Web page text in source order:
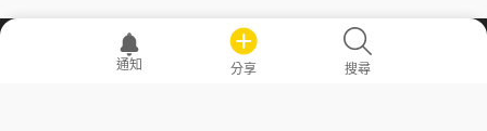
職場透明化運動
通知 分享 搜尋